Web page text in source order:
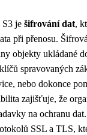
S3 je šifrování dat,
při přenosu.
objekty ukládané
spravovaných
nebo dokonce
zajišťuje, že
na ochranu
SSL a TLS,